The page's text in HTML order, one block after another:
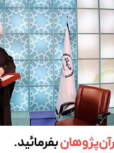
بفرمائید.